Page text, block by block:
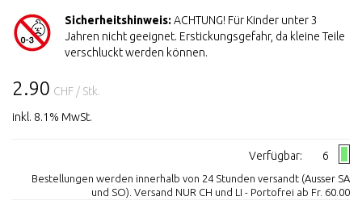
Sicherheitshinweis: ACHTUNG! Für Kinder unter 3
Jahren nicht geeignet. Erstickungsgefahr, da kleine Teile
verschluckt werden können.
2.90 CHF / Stk.
inkl. 8.1% MwSt.
Verfügbar: 6
Bestellungen werden innerhalb von 24 Stunden versandt (Ausser SA
und SO). Versand NUR CH und LI - Portofrei ab Fr. 60.00